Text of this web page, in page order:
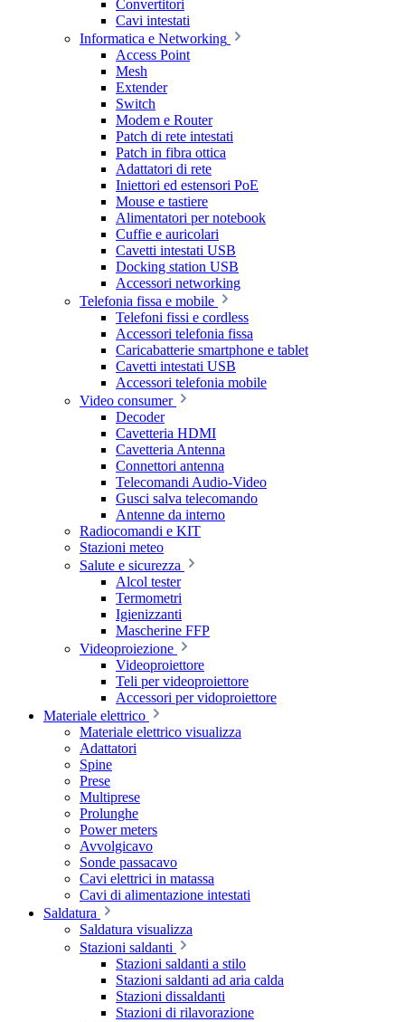
Convertitori
Cavi intestati
Informatica e Networking
Access Point
Mesh
Extender
Switch
Modem e Router
Patch di rete intestati
Patch in fibra ottica
Adattatori di rete
Iniettori ed estensori PoE
Mouse e tastiere
Alimentatori per notebook
Cuffie e auricolari
Cavetti intestati USB
Docking station USB
Accessori networking
Telefonia fissa e mobile
Telefoni fissi e cordless
Accessori telefonia fissa
Caricabatterie smartphone e tablet
Cavetti intestati USB
Accessori telefonia mobile
Video consumer
Decoder
Cavetteria HDMI
Cavetteria Antenna
Connettori antenna
Telecomandi Audio-Video
Gusci salva telecomando
Antenne da interno
Radiocomandi e KIT
Stazioni meteo
Salute e sicurezza
Alcol tester
Termometri
Igienizzanti
Mascherine FFP
Videoproiezione
Videoproiettore
Teli per videoproiettore
Accessori per vidoproiettore
Materiale elettrico
Materiale elettrico visualizza
Adattatori
Spine
Prese
Multiprese
Prolunghe
Power meters
Avvolgicavo
Sonde passacavo
Cavi elettrici in matassa
Cavi di alimentazione intestati
Saldatura
Saldatura visualizza
Stazioni saldanti
Stazioni saldanti a stilo
Stazioni saldanti ad aria calda
Stazioni dissaldanti
Stazioni di rilavorazione